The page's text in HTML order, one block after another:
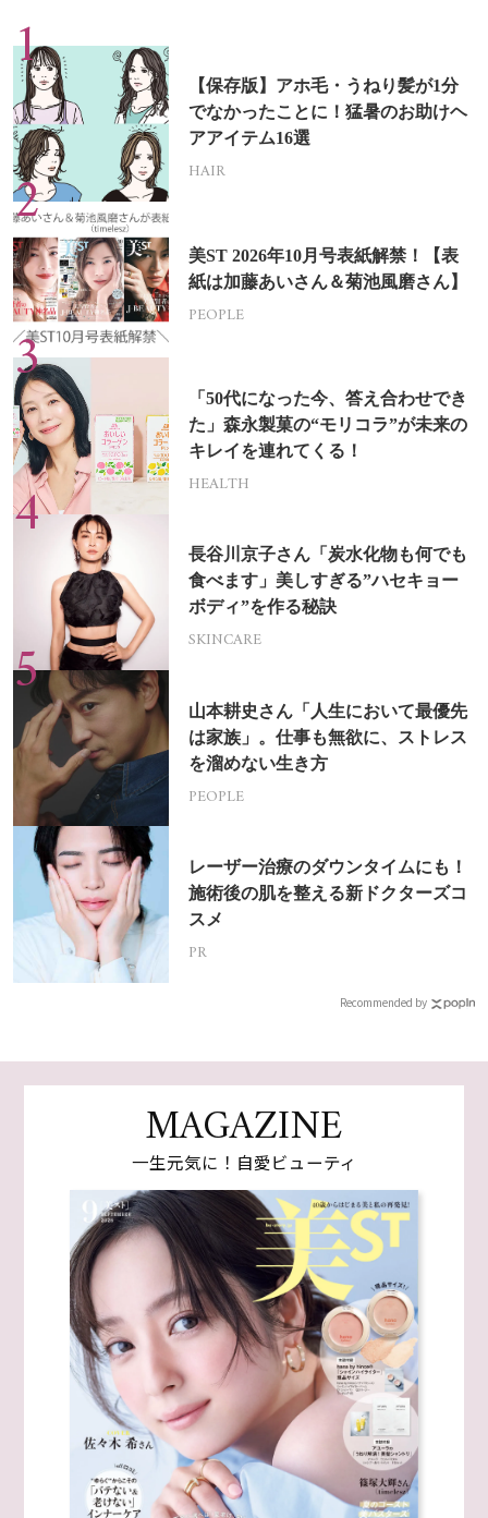
【保存版】アホ毛・うねり髪が1分
でなかったことに！猛暑のお助けヘ
アアイテム16選
HAIR
美ST 2026年10月号表紙解禁！【表
紙は加藤あいさん＆菊池風磨さん】
PEOPLE
「50代になった今、答え合わせでき
た」森永製菓の“モリコラ”が未来の
キレイを連れてくる！
HEALTH
長谷川京子さん「炭水化物も何でも
食べます」美しすぎる”ハセキョー
ボディ”を作る秘訣
SKINCARE
山本耕史さん「人生において最優先
は家族」。仕事も無欲に、ストレス
を溜めない生き方
PEOPLE
レーザー治療のダウンタイムにも！
施術後の肌を整える新ドクターズコ
スメ
PR
Recommended by
MAGAZINE
一生元気に！自愛ビューティ